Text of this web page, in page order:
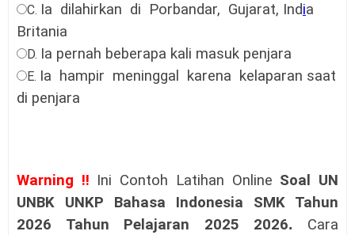
C. Ia dilahirkan di Porbandar, Gujarat, India
Britania
D. Ia pernah beberapa kali masuk penjara
E. Ia hampir meninggal karena kelaparan saat
di penjara
Warning !! Ini Contoh Latihan Online Soal UN
UNBK UNKP Bahasa Indonesia SMK Tahun
2026 Tahun Pelajaran 2025 2026. Cara